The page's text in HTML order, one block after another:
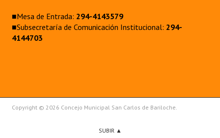
■Mesa de Entrada: 294-4143579
■Subsecretaría de Comunicación Institucional: 294-
4144703
Copyright © 2026 Concejo Municipal San Carlos de Bariloche.
SUBIR ▲